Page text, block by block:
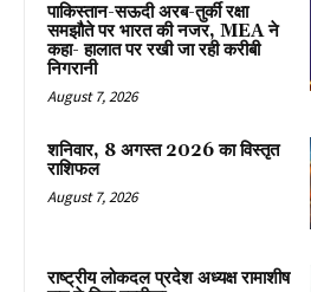
पाकिस्तान-सऊदी अरब-तुर्की रक्षा
समझौते पर भारत की नजर, MEA ने
कहा- हालात पर रखी जा रही करीबी
निगरानी
August 7, 2026
शनिवार, 8 अगस्त 2026 का विस्तृत
राशिफल
August 7, 2026
राष्ट्रीय लोकदल प्रदेश अध्यक्ष रामाशीष